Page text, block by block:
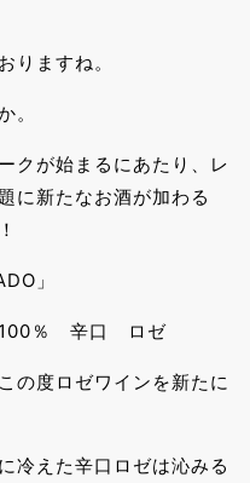
りますね。
。
クが始まるにあたり、レ
に新たなお酒が加わる
」
100％ 辛口 ロゼ
の度ロゼワインを新たに
冷えた辛口ロゼは沁みる